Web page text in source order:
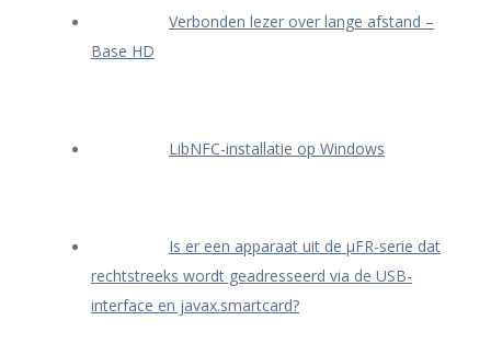
Verbonden lezer over lange afstand –
Base HD
LibNFC-installatie op Windows
Is er een apparaat uit de μFR-serie dat
rechtstreeks wordt geadresseerd via de USB-
interface en javax.smartcard?